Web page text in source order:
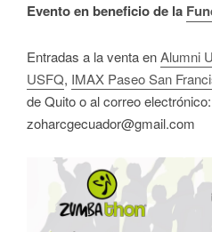
Evento en beneficio de la
Entradas a la venta enAlumni
USFQ, IMAX Paseo San
deQuito o al correo electrónico:
zoharcgecuador@gmail.com